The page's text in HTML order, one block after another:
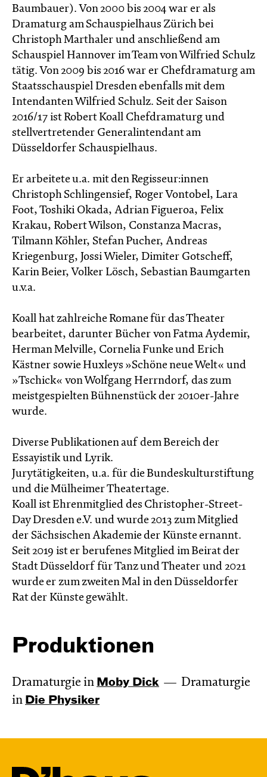
Baumbauer). Von 2000 bis 2004 war er als
Dramaturg am Schauspielhaus Zürich bei
Christoph Marthaler und anschließend am
Schauspiel Hannover im Team von Wilfried Schulz
tätig. Von 2009 bis 2016 war er Chefdramaturg am
Staatsschauspiel Dresden ebenfalls mit dem
Intendanten Wilfried Schulz. Seit der Saison
2016/17 ist Robert Koall Chefdramaturg und
stellvertretender Generalintendant am
Düsseldorfer Schauspielhaus.
Er arbeitete u.a. mit den Regisseur:innen
Christoph Schlingensief, Roger Vontobel, Lara
Foot, Toshiki Okada, Adrian Figueroa, Felix
Krakau, Robert Wilson, Constanza Macras,
Tilmann Köhler, Stefan Pucher, Andreas
Kriegenburg, Jossi Wieler, Dimiter Gotscheff,
Karin Beier, Volker Lösch, Sebastian Baumgarten
u.v.a.
Koall hat zahlreiche Romane für das Theater
bearbeitet, darunter Bücher von Fatma Aydemir,
Herman Melville, Cornelia Funke und Erich
Kästner sowie Huxleys »Schöne neue Welt« und
»Tschick« von Wolfgang Herrndorf, das zum
meistgespielten Bühnenstück der 2010er-Jahre
wurde.
Diverse Publikationen auf dem Bereich der
Essayistik und Lyrik.
Jurytätigkeiten, u.a. für die Bundeskulturstiftung
und die Mülheimer Theatertage.
Koall ist Ehrenmitglied des Christopher-Street-
Day Dresden e.V. und wurde 2013 zum Mitglied
der Sächsischen Akademie der Künste ernannt.
Seit 2019 ist er berufenes Mitglied im Beirat der
Stadt Düsseldorf für Tanz und Theater und 2021
wurde er zum zweiten Mal in den Düsseldorfer
Rat der Künste gewählt.
Produktionen
Dramaturgie in Moby Dick
Dramaturgie
in Die Physiker